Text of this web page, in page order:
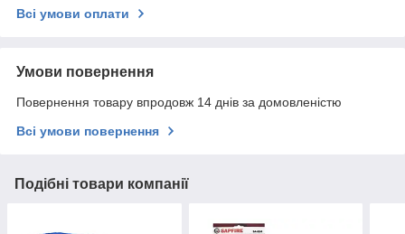
Всі умови оплати
Умови повернення
Повернення товару впродовж 14 днів за домовленістю
Всі умови повернення
Подібні товари компанії